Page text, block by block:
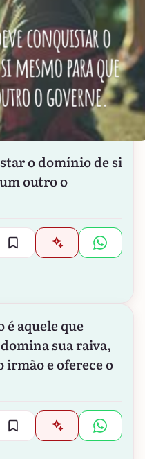
o domínio de si
outro o
aquele que
sua raiva,
e oferece o